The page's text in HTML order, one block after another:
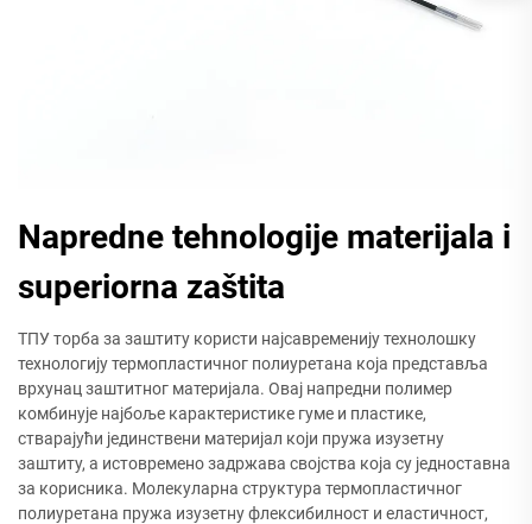
Napredne tehnologije materijala i
superiorna zaštita
ТПУ торба за заштиту користи најсавременију технолошку
технологију термопластичног полиуретана која представља
врхунац заштитног материјала. Овај напредни полимер
комбинује најбоље карактеристике гуме и пластике,
стварајући јединствени материјал који пружа изузетну
заштиту, а истовремено задржава својства која су једноставна
за корисника. Молекуларна структура термопластичног
полиуретана пружа изузетну флексибилност и еластичност,